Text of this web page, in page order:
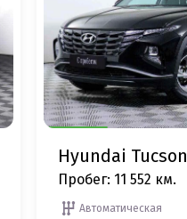
Hyundai Tucson
Пробег: 11 552 км.
Автоматическая